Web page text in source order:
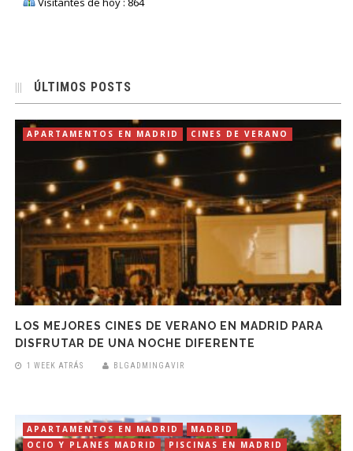
ÚLTIMOS POSTS
APARTAMENTOS EN MADRID CINES DE VERANO
LOS MEJORES CINES DE VERANO EN MADRID PARA
DISFRUTAR DE UNA NOCHE DIFERENTE
1 WEEK ATRÁS BLGADMINGAVIR
APARTAMENTOS EN MADRID
MADRID
OCIO Y PLANES MADRID
PISCINAS EN MADRID